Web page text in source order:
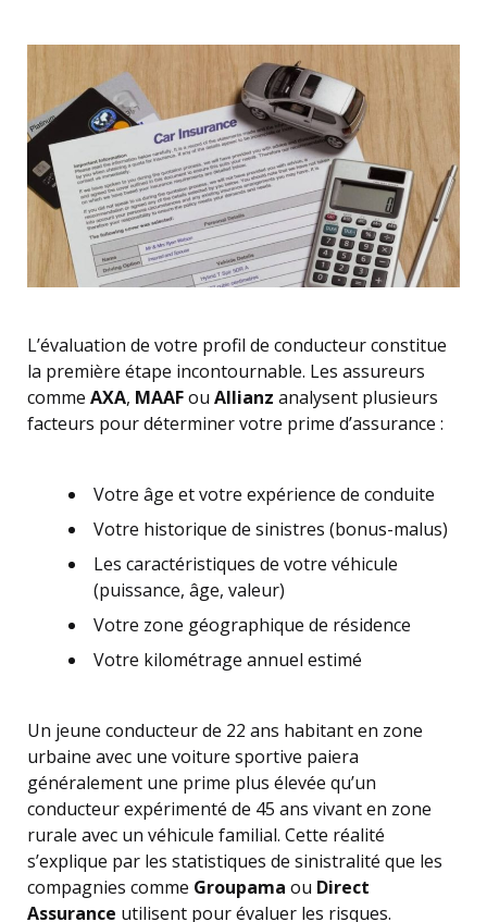
L’évaluation de votre profil de conducteur constitue
la première étape incontournable. Les assureurs
comme AXA, MAAFou Allianz analysent plusieurs
facteurs pour déterminer votre prime d’assurance :
Votre âge et votre expérience de conduite
Votre historique de sinistres (bonus-malus)
Les caractéristiques de votre véhicule
(puissance, âge, valeur)
Votre zone géographique de résidence
Votre kilométrage annuel estimé
Un jeune conducteur de 22 ans habitant en zone
urbaine avec une voiture sportive paiera
généralement une prime plus élevée qu’un
conducteur expérimenté de 45 ans vivant en zone
rurale avec un véhicule familial. Cette réalité
s’explique par les statistiques de sinistralité que les
compagnies comme Groupama ou Direct
Assurance utilisent pour évaluer les risques.